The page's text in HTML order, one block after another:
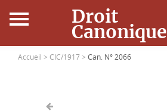
Droit
Canonique
Accueil
Accueil > CIC/1917 > Can. N° 2066